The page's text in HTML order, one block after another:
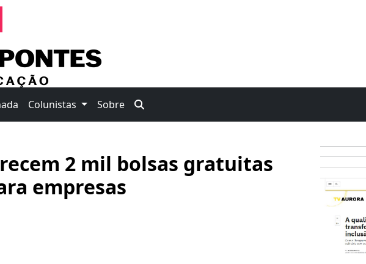
Colunistas Sobre
2 mil bolsas gratuitas
empresas